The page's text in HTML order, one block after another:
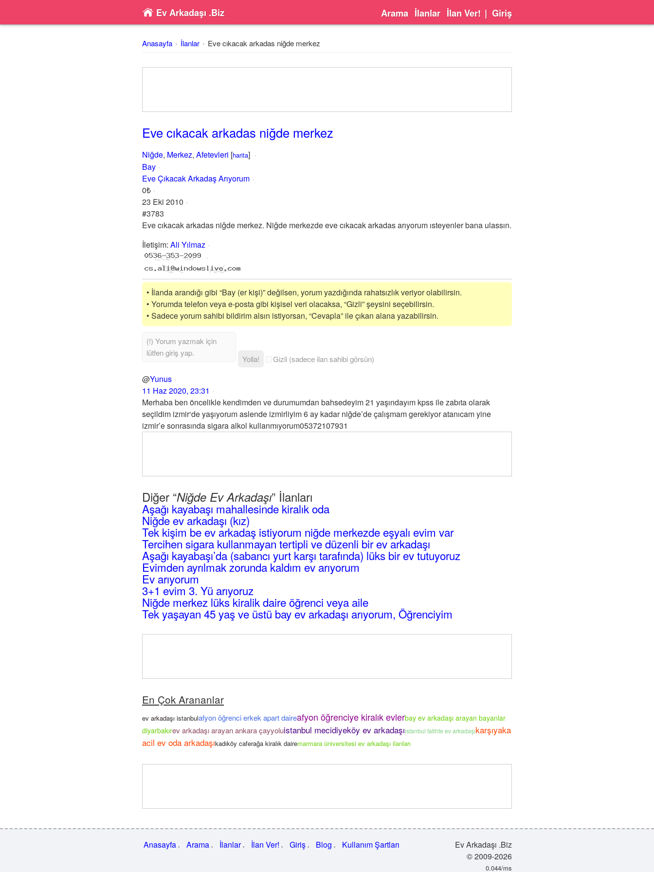
Ev Arkadaşı .Biz Arama İlanlar İlan Ver! | Giriş
Anasayfa İlanlar Eve cıkacak arkadas niğde merkez
Eve cıkacak arkadas niğde merkez
Niğde, Merkez, Afetevleri [harita]
Bay
Eve Çıkacak Arkadaş Arıyorum
0₺
23 Eki 2010
#3783
Eve cıkacak arkadas niğde merkez. Niğde merkezde eve cıkacak arkadas arıyorum ısteyenler bana ulassın.
İletişim: Ali Yılmaz
• İlanda arandığı gibi “Bay (er kişi)” değilsen, yorum yazdığında rahatsızlık veriyor olabilirsin.
• Yorumda telefon veya e-posta gibi kişisel veri olacaksa, “Gizli” şeysini seçebilirsin.
• Sadece yorum sahibi bildirim alsın istiyorsan, “Cevapla” ile çıkan alana yazabilirsin.
Yolla! Gizli (sadece ilan sahibi görsün)
@Yunus
11 Haz 2020, 23:31
Merhaba ben öncelikle kendimden ve durumumdan bahsedeyim 21 yaşındayım kpss ile zabıta olarak
seçildim izmir‘de yaşıyorum aslende izmirliyim 6 ay kadar niğde’de çalışmam gerekiyor atanıcam yine
izmir’e sonrasında sigara alkol kullanmıyorum05372107931
Diğer “Niğde Ev Arkadaşı” İlanları
Aşağı kayabaşı mahallesinde kiralık oda
Niğde ev arkadaşı (kız)
Tek kişim be ev arkadaş istiyorum niğde merkezde eşyalı evim var
Tercihen sigara kullanmayan tertipli ve düzenli bir ev arkadaşı
Aşağı kayabaşı’da (sabancı yurt karşı tarafında) lüks bir ev tutuyoruz
Evimden ayrılmak zorunda kaldım ev arıyorum
Ev arıyorum
3+1 evim 3. Yü arıyoruz
Niğde merkez lüks kiralik daire öğrenci veya aile
Tek yaşayan 45 yaş ve üstü bay ev arkadaşı arıyorum, Öğrenciyim
En Çok Arananlar
ev arkadaşı istanbulafyon öğrenci erkek apart daireafyon öğrenciye kiralık evlerbay ev arkadaşı arayan bayanlar
diyarbakırev arkadaşı arayan ankara çayyoluistanbul mecidiyeköy ev arkadaşıistanbul fatihte ev arkadaşıkarşıyaka
acil ev oda arkadaşıkadıköy caferağa kiralık dairemarmara üniversitesi ev arkadaşı ilanları
Anasayfa Arama İlanlar İlan Ver! Giriş Blog Kullanım Şartları
Ev Arkadaşı .Biz
© 2009-2026
0.044/ms